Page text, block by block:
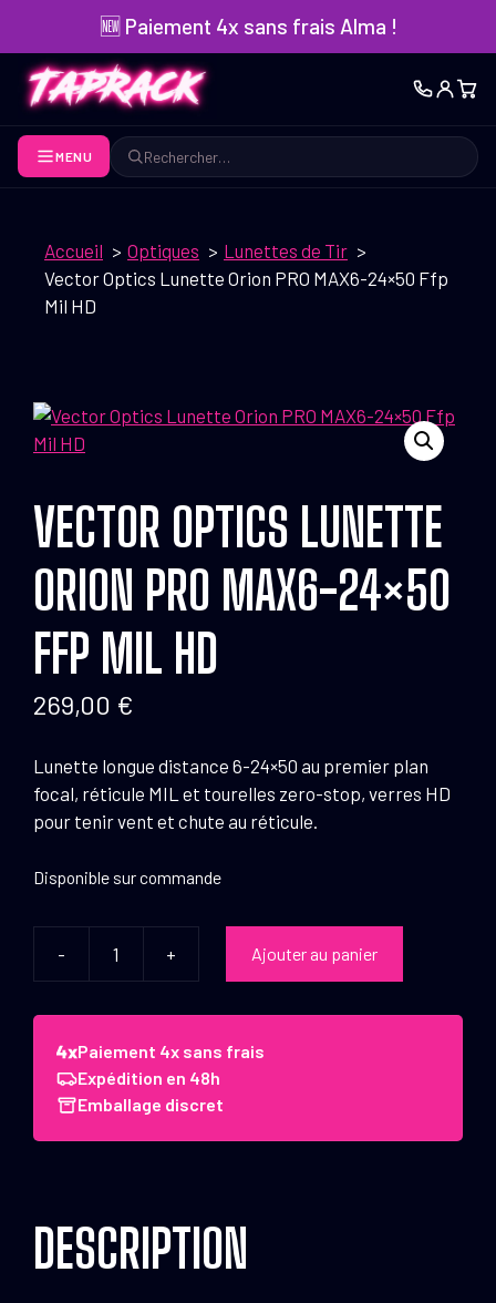
contenu
🆕 Paiement 4x sans frais Alma !
MENU
Rechercher
Accueil Optiques
Lunettes de Tir
Vector Optics Lunette Orion PRO MAX6-24×50 Ffp
Mil HD
VECTOR OPTICS LUNETTE
ORION PRO MAX6-24×50
FFP MIL HD
269,00 €
Lunette longue distance 6-24×50 au premier plan
focal, réticule MIL et tourelles zero-stop, verres HD
pour tenir vent et chute au réticule.
Disponible sur commande
-
quantité
Vector
Optics
Lunette
Orion
HD
+ Ajouter au panier
Paiement 4x sans frais
Expédition en 48h
Emballage discret
DESCRIPTION